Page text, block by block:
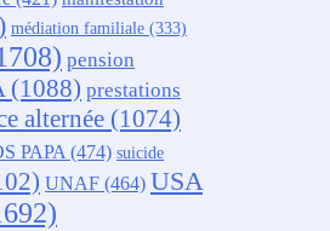
médiation familiale (333)
pension
(1088) prestations
alternée (1074)
PAPA(474) suicide
UNAF (464) USA